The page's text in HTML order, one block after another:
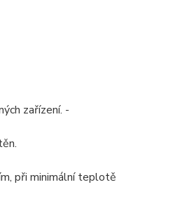
zařízení. -
při minimální teplotě